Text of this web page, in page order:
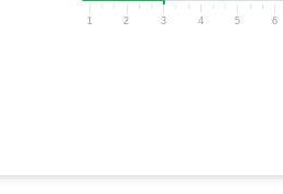
1 2 3 4 5 6